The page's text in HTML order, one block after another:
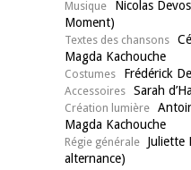
Musique
Nicolas
Moment)
Textes des chansons
Magda Kachouche
Costumes Frédérick
Accessoires Sarah
Création lumière
Magda Kachouche
Régie générale Juliette
alternance)